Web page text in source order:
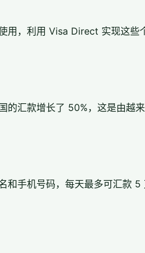
用，利用 Visa Direct 实现这
的汇款增长了 50%，这是由越
和手机号码，每天最多可汇款